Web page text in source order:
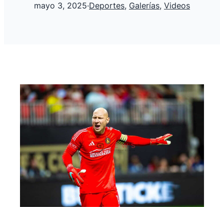
mayo 3, 2025·Deportes, Galerías, Videos